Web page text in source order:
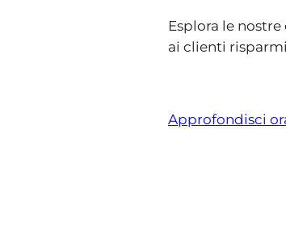
Esplora le
ai clienti
Approfondisci